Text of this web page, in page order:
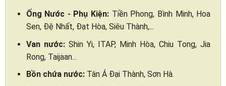
Ống Nước - Phụ Kiện: Tiền Phong, Bình Minh, Hoa
Sen, Đệ Nhất, Đạt Hòa, Siêu Thành,...
Van nước:Shin Yi, ITAP, Minh Hòa, Chiu Tong, Jia
Rong, Taijaan...
Bồn chứa nước:Tân Á Đại Thành, Sơn Hà.